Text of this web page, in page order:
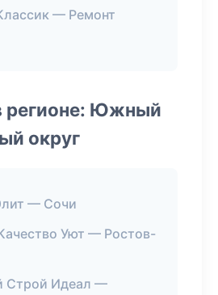
— Ремонт
регионе: Южный
округ
— Сочи
Уют — Ростов-
Строй Идеал —